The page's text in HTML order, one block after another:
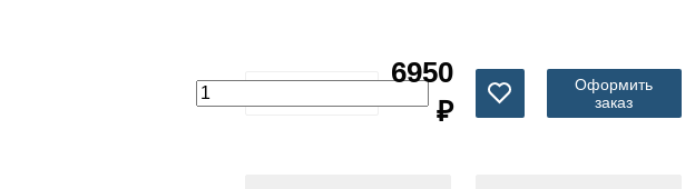
6950
₽
Оформить
заказ